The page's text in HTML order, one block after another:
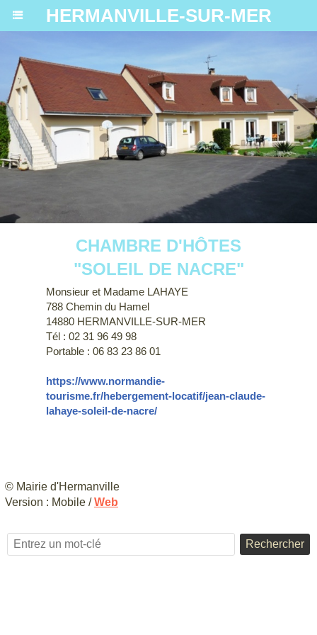
HERMANVILLE-SUR-MER
CHAMBRE D'HÔTES
"SOLEIL DE NACRE"
Monsieur et Madame LAHAYE
788 Chemin du Hamel
14880 HERMANVILLE-SUR-MER
Tél : 02 31 96 49 98
Portable : 06 83 23 86 01
https://www.normandie-
tourisme.fr/hebergement-locatif/jean-claude-
lahaye-soleil-de-nacre/
© Mairie d'Hermanville
Version : Mobile /Web
Rechercher